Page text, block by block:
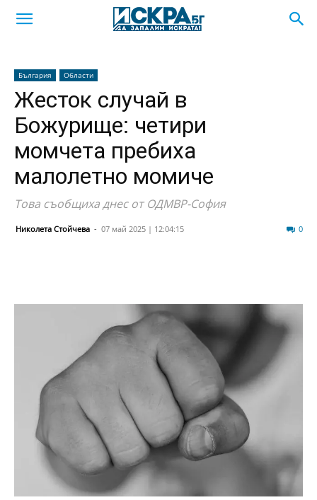
България Области
Жесток случай в
Божурище: четири
момчета пребиха
малолетно момиче
Това съобщиха днес от ОДМВР-София
Николета Стойчева - 07 май 2025 | 12:04:15 0